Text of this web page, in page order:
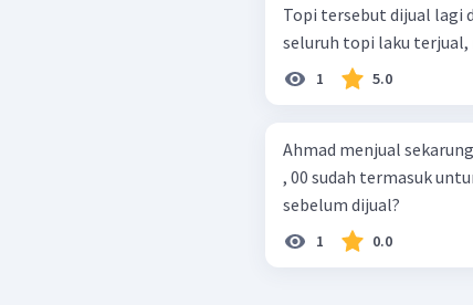
Topi tersebut dijual lagi
seluruh topi laku terjual,
1 5.0
Ahmad menjual
, 00 sudah termasuk
sebelum dijual?
1 0.0